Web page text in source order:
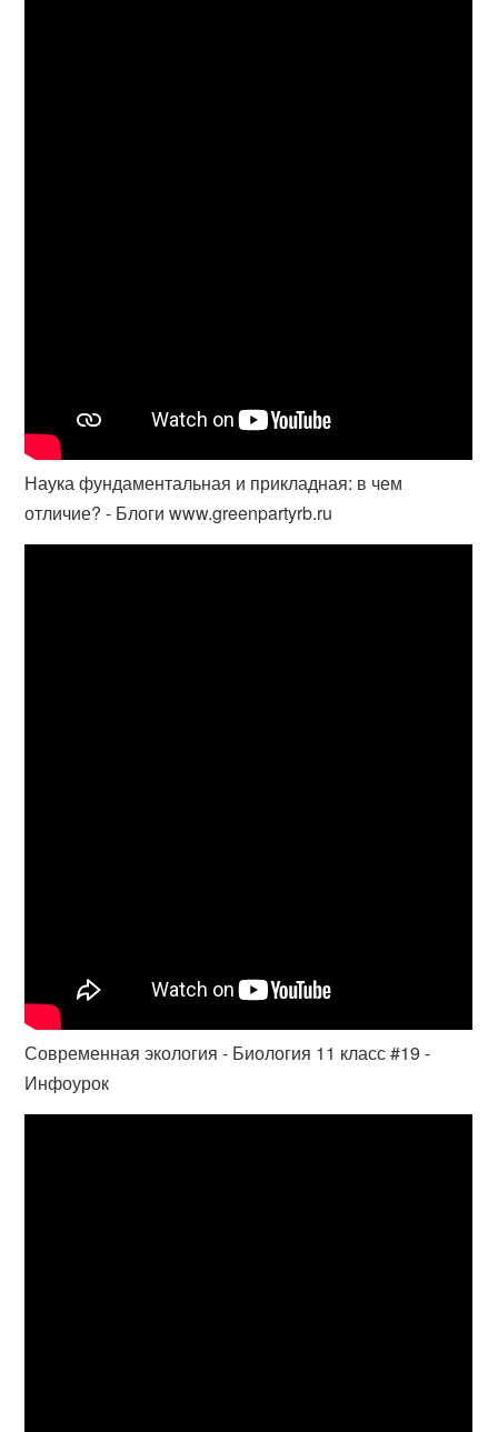
Наука фундаментальная и прикладная: в чем
отличие? - Блоги www.greenpartyrb.ru
Современная экология - Биология 11 класс #19 -
Инфоурок